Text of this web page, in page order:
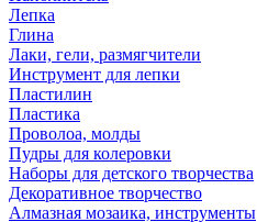
Лепка
Глина
Лаки, гели, размягчители
Инструмент для лепки
Пластилин
Пластика
Проволоа, молды
Пудры для колеровки
Наборы для детского творчества
Декоративное творчество
Алмазная мозаика, инструменты